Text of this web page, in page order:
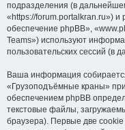
подразделения (в
«https://forum.portalkran.ru»)
обеспечение phpBB»,
Teams») используют
пользовательских сессий
Ваша информация
«Грузоподъёмные краны»
обеспечением phpBB
текстовые файлы,
браузера). Первые две